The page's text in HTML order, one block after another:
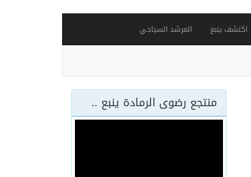
اكتشف ينبع المرشد السياحي
منتجع رضوى الرمادة ينبع ..